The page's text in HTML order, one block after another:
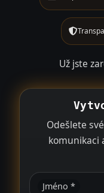
Už jste
Odešlete
komunikaci
Jméno *